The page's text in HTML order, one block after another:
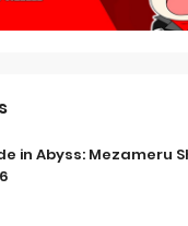
in Abyss: Mezameru